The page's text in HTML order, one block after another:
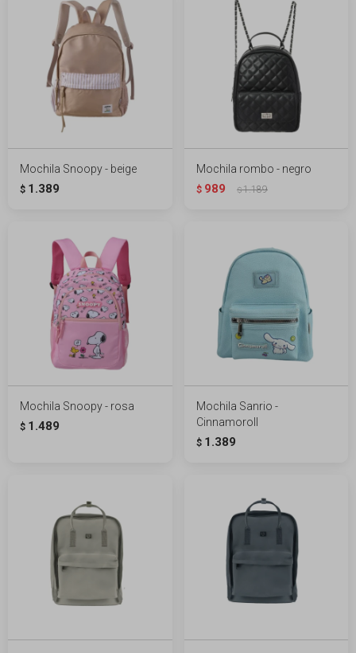
Mochila Snoopy - beige
$ 1.389
Mochila rombo - negro
$ 989 $1.189
Mochila Snoopy - rosa
$ 1.489
Mochila Sanrio -
Cinnamoroll
$ 1.389